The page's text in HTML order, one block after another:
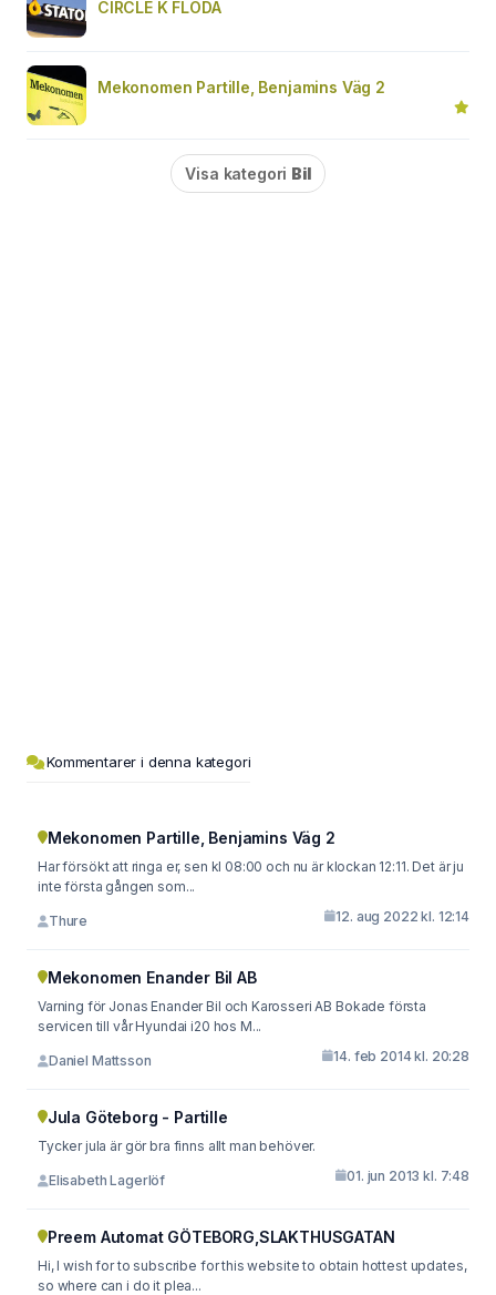
CIRCLE K FLODA
Mekonomen Partille, Benjamins Väg 2
Visa kategori Bil
Kommentarer i denna kategori
Mekonomen Partille, Benjamins Väg 2
Har försökt att ringa er, sen kl 08:00 och nu är klockan 12:11. Det är ju
inte första gången som...
Thure 12. aug 2022 kl. 12:14
Mekonomen Enander Bil AB
Varning för Jonas Enander Bil och Karosseri AB Bokade första
servicen till vår Hyundai i20 hos M...
Daniel Mattsson 14. feb 2014 kl. 20:28
Jula Göteborg - Partille
Tycker jula är gör bra finns allt man behöver.
Elisabeth Lagerlöf 01. jun 2013 kl. 7:48
Preem Automat GÖTEBORG,SLAKTHUSGATAN
Hi, I wish for to subscribe for this website to obtain hottest updates,
so where can i do it plea...